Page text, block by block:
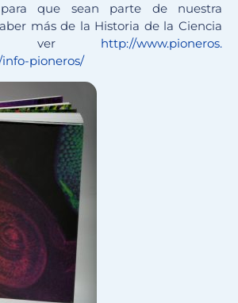
que sean parte de nuestra
más de la Historia de la Ciencia
ver http://www.pioneros.
pioneros/